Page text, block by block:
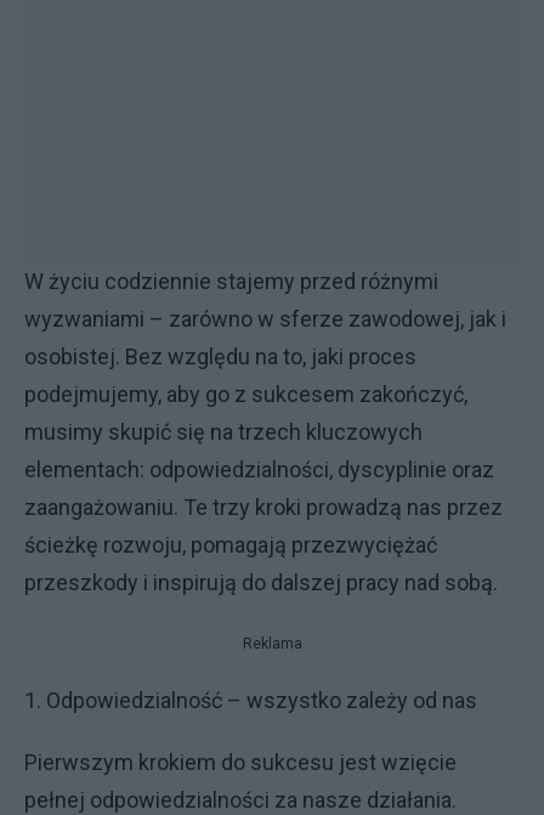
W życiu codziennie stajemy przed różnymi
wyzwaniami – zarówno w sferze zawodowej, jak i
osobistej. Bez względu na to, jaki proces
podejmujemy, aby go z sukcesem zakończyć,
musimy skupić się na trzech kluczowych
elementach: odpowiedzialności, dyscyplinie oraz
zaangażowaniu. Te trzy kroki prowadzą nas przez
ścieżkę rozwoju, pomagają przezwyciężać
przeszkody i inspirują do dalszej pracy nad sobą.
Reklama
1. Odpowiedzialność – wszystko zależy od nas
Pierwszym krokiem do sukcesu jest wzięcie
pełnej odpowiedzialności za nasze działania.